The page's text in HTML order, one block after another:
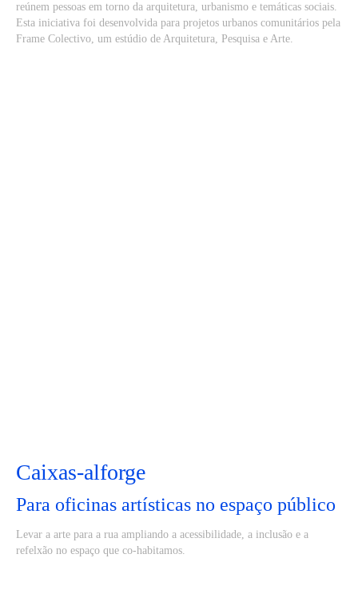
reúnem pessoas em torno da arquitetura, urbanismo e temáticas sociais.
Esta iniciativa foi desenvolvida para projetos urbanos comunitários pela
Frame Colectivo, um estúdio de Arquitetura, Pesquisa e Arte.
Caixas-alforge
Para oficinas artísticas no espaço público
Levar a arte para a rua ampliando a acessibilidade, a inclusão e a
refelxão no espaço que co-habitamos.